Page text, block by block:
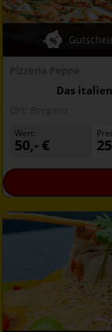
Das
Wert:
50,- €